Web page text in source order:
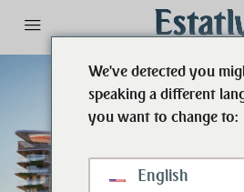
We've detected you
speaking a different
you want to change to:
English